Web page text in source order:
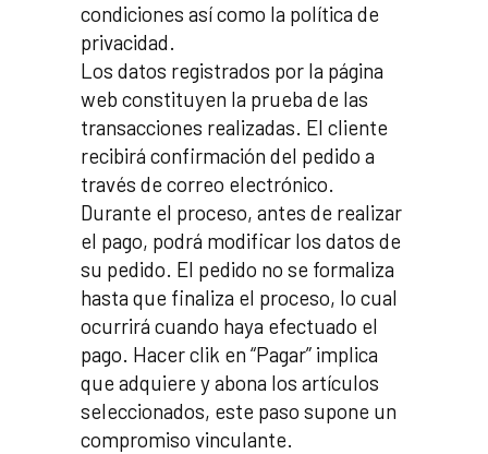
condiciones así como la política de
privacidad.
Los datos registrados por la página
web constituyen la prueba de las
transacciones realizadas. El cliente
recibirá confirmación del pedido a
través de correo electrónico.
Durante el proceso, antes de realizar
el pago, podrá modificar los datos de
su pedido. El pedido no se formaliza
hasta que finaliza el proceso, lo cual
ocurrirá cuando haya efectuado el
pago. Hacer clik en “Pagar” implica
que adquiere y abona los artículos
seleccionados, este paso supone un
compromiso vinculante.